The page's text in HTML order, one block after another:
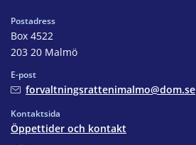
Postadress
Box 4522
203 20 Malmö
E-post
forvaltningsrattenimalmo@dom.se
Kontaktsida
Öppettider och kontakt